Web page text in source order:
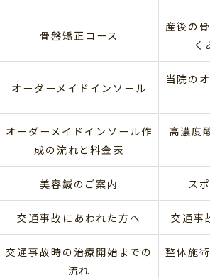
骨盤矯正コース
産後の
く
オーダーメイドインソール
当院の
オーダーメイドインソール作
成の流れと料金表
高濃度
美容鍼のご案内 ス
交通事故にあわれた方へ 交通事
交通事故時の治療開始までの
流れ
整体施